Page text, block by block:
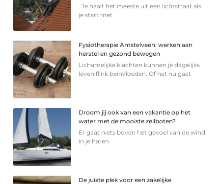
Je haalt het meeste uit een lichtstraat als
je start met
Fysiotherapie Amstelveen: werken aan
herstel en gezond bewegen
Lichamelijke klachten kunnen je dagelijks
leven flink beïnvloeden. Of het nu gaat
Droom jij ook van een vakantie op het
water met de mooiste zeilboten?
Er gaat niets boven het gevoel van de wind
in je haren
De juiste plek voor een zakelijke